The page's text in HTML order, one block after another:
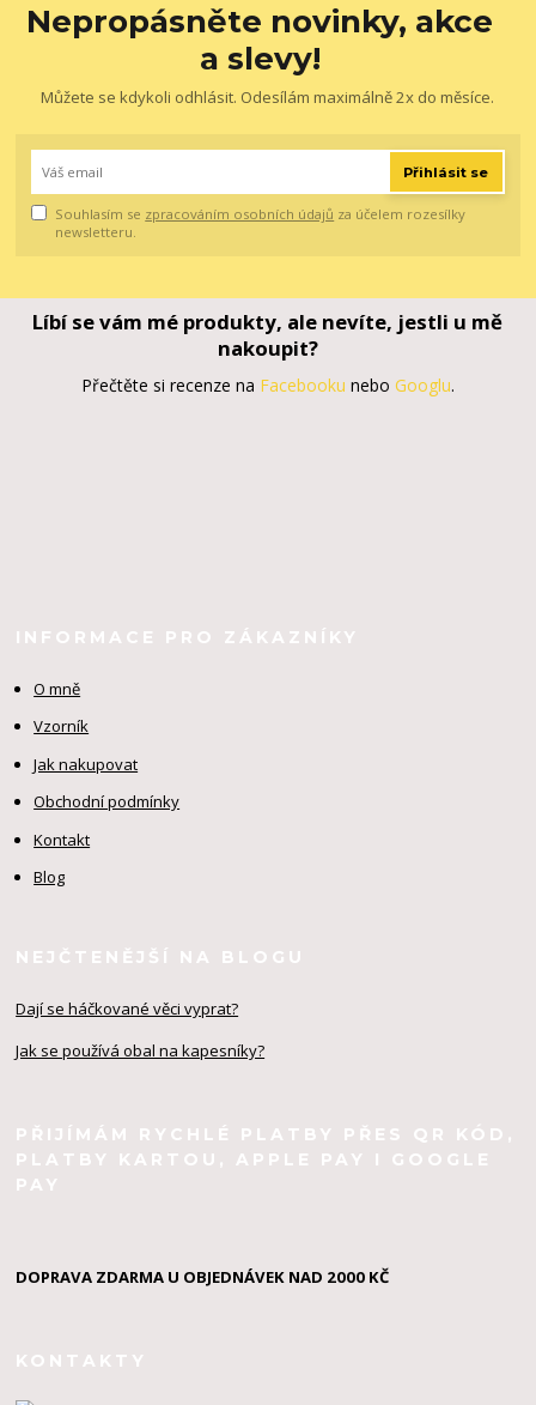
Nepropásněte novinky, akce
a slevy!
Můžete se kdykoli odhlásit. Odesílám maximálně 2x do měsíce.
Přihlásit se
Souhlasím se zpracováním osobních údajů za účelem rozesílky
newsletteru.
Líbí se vám mé produkty, ale nevíte, jestli u mě
nakoupit?
Přečtěte si recenze na Facebooku nebo Googlu.
INFORMACE PRO ZÁKAZNÍKY
O mně
Vzorník
Jak nakupovat
Obchodní podmínky
Kontakt
Blog
NEJČTENĚJŠÍ NA BLOGU
Dají se háčkované věci vyprat?
Jak se používá obal na kapesníky?
PŘIJÍMÁM RYCHLÉ PLATBY PŘES QR KÓD,
PLATBY KARTOU, APPLE PAY I GOOGLE
PAY
DOPRAVA ZDARMA U OBJEDNÁVEK NAD 2000 KČ
KONTAKTY